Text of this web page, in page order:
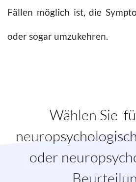
Fällen möglich ist, die
oder sogar umzukehren.
Wählen Sie
oder